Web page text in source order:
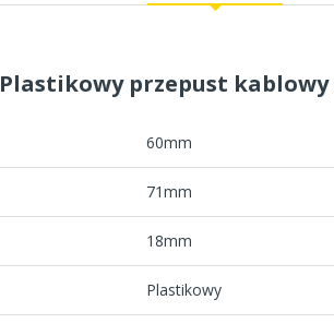
Plastikowy przepust
60mm
71mm
18mm
Plastikowy